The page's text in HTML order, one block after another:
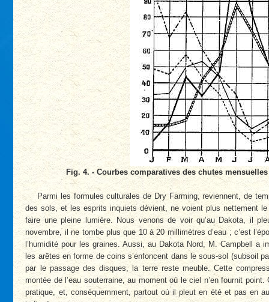
Fig. 4. - Courbes comparatives des chutes
Parmi les formules culturales de Dry Farming, reviennent, de
des sols, et les esprits inquiets dévient, ne voient plus nettement le
faire une pleine lumière. Nous venons de voir qu’au Dakota, il
novembre, il ne tombe plus que 10 à 20 millimètres d’eau ; c’est
l’humidité pour les graines. Aussi, au Dakota Nord, M. Campbell a
les arêtes en forme de coins s’enfoncent dans le sous-sol (subsoil
par le passage des disques, la terre reste meuble. Cette
montée de l’eau souterraine, au moment où le ciel n’en fournit
pratique, et, conséquemment, partout où il pleut en été et pas en